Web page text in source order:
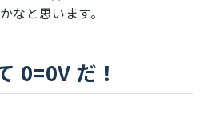
なと思います。
0=0V だ！